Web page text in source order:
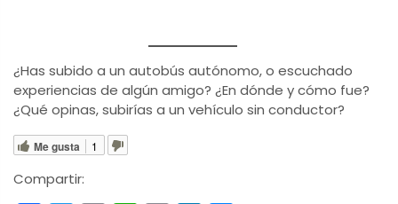
¿Has subido a un autobús autónomo, o escuchado
experiencias de algún amigo? ¿En dónde y cómo fue?
¿Qué opinas, subirías a un vehículo sin conductor?
Me gusta 1
Compartir: